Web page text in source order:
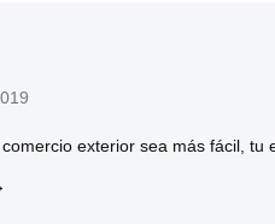
exterior sea más fácil, tu